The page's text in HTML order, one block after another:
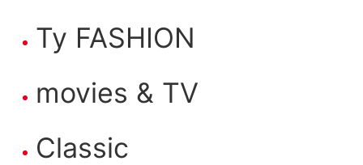
Ty FASHION
movies & TV
Classic